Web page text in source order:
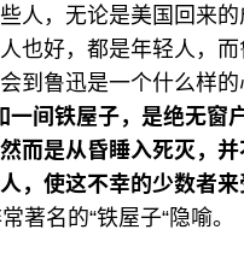
人，无论是美国回来
也好，都是年轻人，
到鲁迅是一个什么样
一间铁屋子，是绝无窗
而是从昏睡入死灭，
，使这不幸的少数者
著名的“铁屋子“隐喻。